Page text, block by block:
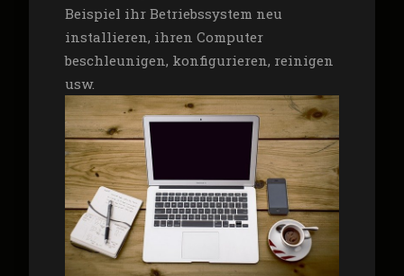
Beispiel ihr Betriebssystem neu
installieren, ihren Computer
beschleunigen, konfigurieren, reinigen
usw.